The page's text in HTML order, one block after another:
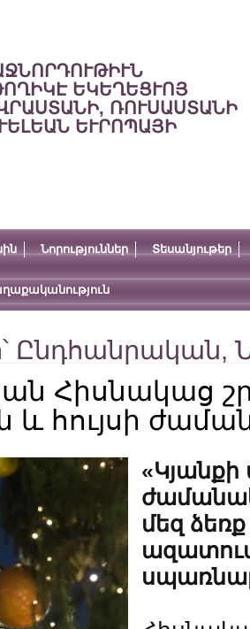
ԵԿԵՂԵՑՒՈՅ
ՌՈՒՍԱՍՏԱՆԻ
ԵՒՐՈՊԱՅԻ
Նորություններ Տեսանյութեր
Ընդհանրական,
Հիսնակաց
հույսի
մեզ